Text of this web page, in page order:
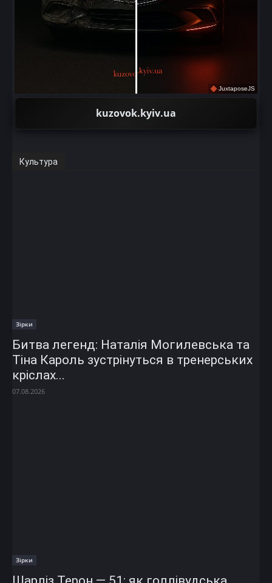
JuxtaposeJS
kuzovok.kyiv.ua
Культура
Зірки
Битва легенд: Наталія Могилевська та
Тіна Кароль зустрінуться в тренерських
кріслах...
07.08.2026
Зірки